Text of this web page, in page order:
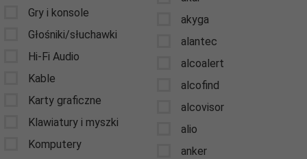
Gry i konsole
Głośniki/słuchawki
Hi-Fi Audio
Kable
Karty graficzne
Klawiatury i myszki
Komputery
akyga
alantec
alcoalert
alcofind
alcovisor
alio
anker